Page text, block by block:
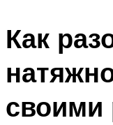
Как
своими